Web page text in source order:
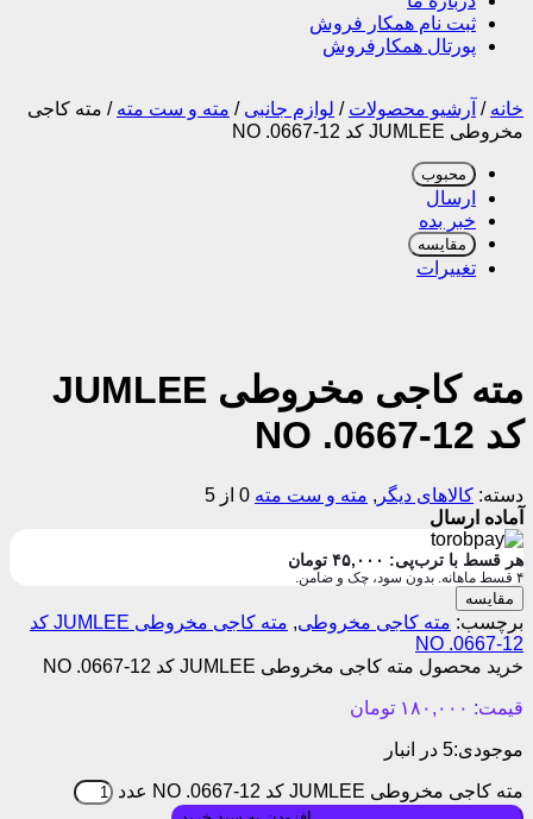
ثبت نام همکار فروش
پورتال همکارفروش
خانه / آرشیو محصولات / لوازم جانبی / مته و ست مته / مته کاجی
مخروطی JUMLEE کد NO .0667-12
محبوب
ارسال
خبر بده
مقایسه
تغییرات
مته کاجی مخروطی JUMLEE
کد NO .0667-12
دسته: کالاهای دیگر , مته و ست مته 0 از 5
آماده ارسال
هر قسط با ترب‌پی: ۴۵,۰۰۰ تومان
۴ قسط ماهانه. بدون سود، چک و ضامن.
مقایسه
برچسب: مته کاجی مخروطی,
مته کاجی مخروطی JUMLEE کد
NO .0667-12
خرید محصول مته کاجی مخروطی JUMLEE کد NO .0667-12
قیمت: ۱۸۰,۰۰۰ تومان
موجودی:5 در انبار
مته کاجی مخروطی JUMLEE کد NO .0667-12 عدد